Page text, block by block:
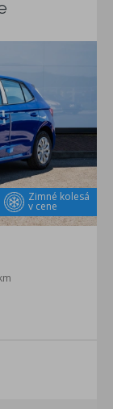
Zimné kolesá
v cene